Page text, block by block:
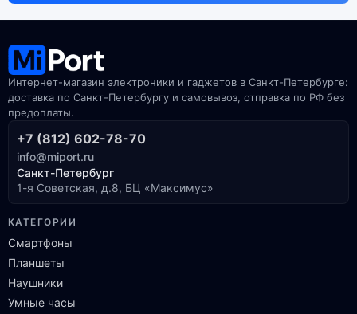
Интернет-магазин электроники и гаджетов в Санкт-Петербурге:
доставка по Санкт-Петербургу и самовывоз, отправка по РФ без
предоплаты.
+7 (812) 602-78-70
info@miport.ru
Санкт-Петербург
1-я Советская, д.8, БЦ «Максимус»
КАТЕГОРИИ
Смартфоны
Планшеты
Наушники
Умные часы